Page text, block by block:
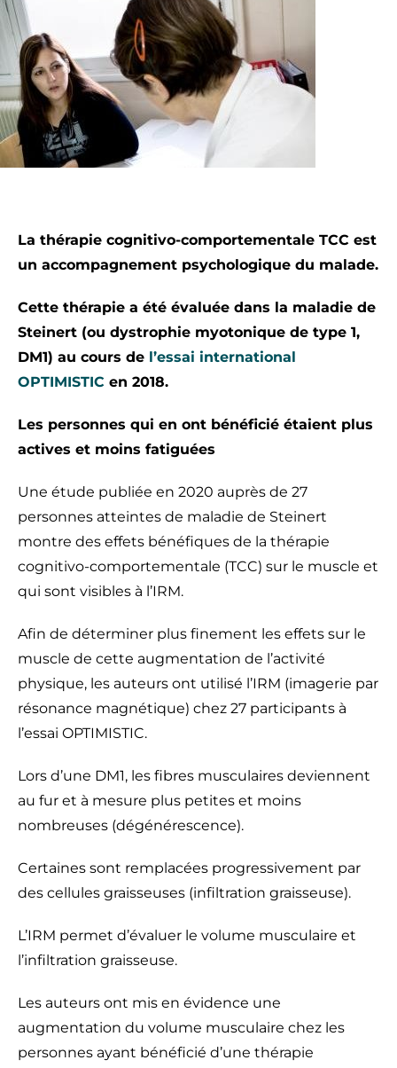
La thérapie cognitivo-comportementale TCC est
un accompagnement psychologique du malade.
Cette thérapie a été évaluée dans la maladie de
Steinert (ou dystrophie myotonique de type 1,
DM1) au cours de l’essai international
OPTIMISTIC en 2018.
Les personnes qui en ont bénéficié étaient plus
actives et moins fatiguées
Une étude publiée en 2020 auprès de 27
personnes atteintes de maladie de Steinert
montre des effets bénéfiques de la thérapie
cognitivo-comportementale (TCC) sur le muscle et
qui sont visibles à l’IRM.
Afin de déterminer plus finement les effets sur le
muscle de cette augmentation de l’activité
physique, les auteurs ont utilisé l’IRM (imagerie par
résonance magnétique) chez 27 participants à
l’essai OPTIMISTIC.
Lors d’une DM1, les fibres musculaires deviennent
au fur et à mesure plus petites et moins
nombreuses (dégénérescence).
Certaines sont remplacées progressivement par
des cellules graisseuses (infiltration graisseuse).
L’IRM permet d’évaluer le volume musculaire et
l’infiltration graisseuse.
Les auteurs ont mis en évidence une
augmentation du volume musculaire chez les
personnes ayant bénéficié d’une thérapie